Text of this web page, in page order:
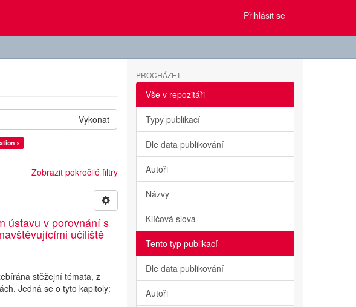
Přihlásit se
Vykonat
×
Zobrazit pokročilé filtry
ústavu v porovnání s
učiliště
stěžejní témata, z
Jedná se o tyto kapitoly:
PROCHÁZET
Vše v repozitáři
Typy publikací
Dle data publikování
Autoři
Názvy
Klíčová slova
Tento typ publikací
Dle data publikování
Autoři